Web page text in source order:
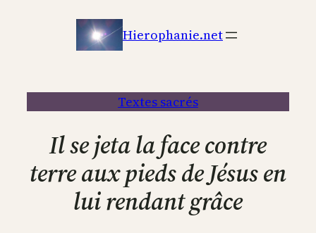
Hierophanie.net
Textes sacrés
Il se jeta la face contre
terre aux pieds de Jésus en
lui rendant grâce